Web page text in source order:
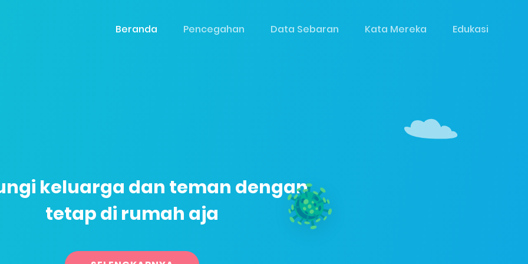
Beranda Pencegahan Data Sebaran Kata Mereka Edukasi
keluarga dan teman dengan
tetap di rumah aja